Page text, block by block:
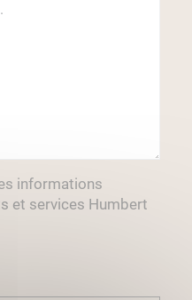
informations
et services Humbert